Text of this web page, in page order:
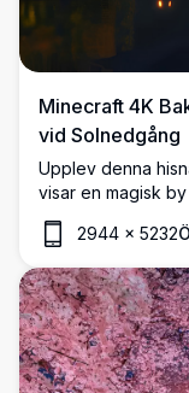
Minecraft 4K
vid Solnedgång
Upplev denna
visar en magisk
svävande lyktor
högupplösta
en mysig kväll i
2944 × 5232